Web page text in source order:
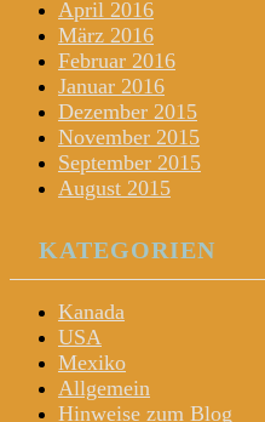
April 2016
März 2016
Februar 2016
Januar 2016
Dezember 2015
November 2015
September 2015
August 2015
KATEGORIEN
Kanada
USA
Mexiko
Allgemein
Hinweise zum Blog